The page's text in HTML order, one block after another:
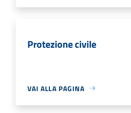
Protezione civile
VAI ALLA PAGINA